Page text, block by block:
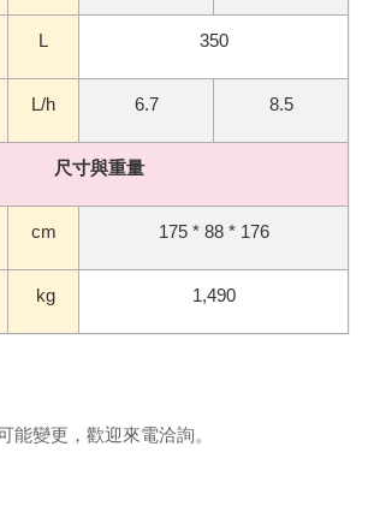
L 350
L/h 6.7 8.5
尺寸與重量
cm 175 * 88 * 176
kg 1,490
能變更，歡迎來電洽詢。